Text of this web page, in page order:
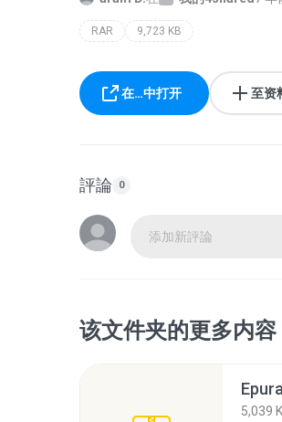
RAR 9,723 KB
在…中打开 至资
評論 0
添加新評論
该文件夹的更多内容
5,039